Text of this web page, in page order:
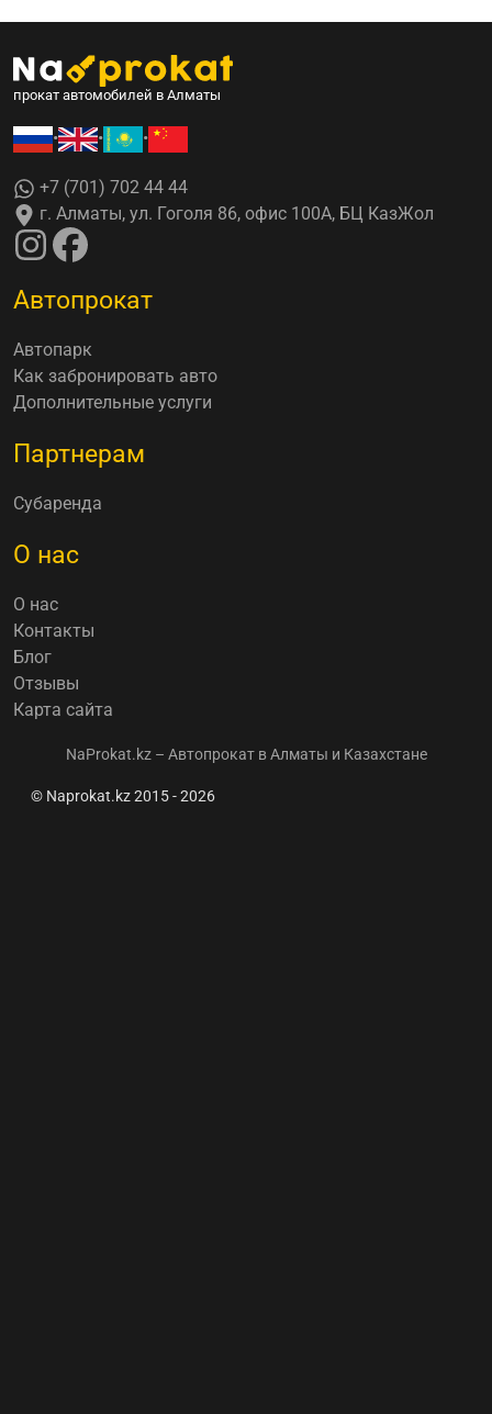
прокат автомобилей в Алматы
• • •
+7 (701) 702 44 44
г. Алматы, ул. Гоголя 86, офис 100А, БЦ КазЖол
Автопрокат
Автопарк
Как забронировать авто
Дополнительные услуги
Партнерам
Субаренда
О нас
О нас
Контакты
Блог
Отзывы
Карта сайта
NaProkat.kz – Автопрокат в Алматы и Казахстане
© Naprokat.kz 2015 - 2026